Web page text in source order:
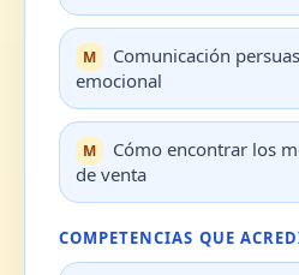
Comunicación
emocional
Cómo encontrar los
de venta
COMPETENCIAS QUE